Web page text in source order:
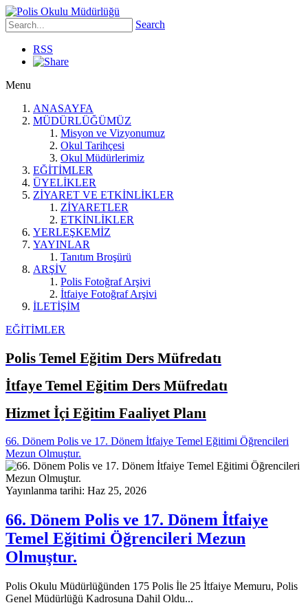
Search
RSS
Menu
ANASAYFA
MÜDÜRLÜĞÜMÜZ
Misyon ve Vizyonumuz
Okul Tarihçesi
Okul Müdürlerimiz
EĞİTİMLER
ÜYELİKLER
ZİYARET VE ETKİNLİKLER
ZİYARETLER
ETKİNLİKLER
YERLEŞKEMİZ
YAYINLAR
Tanıtım Broşürü
ARŞİV
Polis Fotoğraf Arşivi
İtfaiye Fotoğraf Arşivi
İLETİŞİM
EĞİTİMLER
Polis Temel Eğitim Ders Müfredatı
İtfaye Temel Eğitim Ders Müfredatı
Hizmet İçi Eğitim Faaliyet Planı
66. Dönem Polis ve 17. Dönem İtfaiye Temel Eğitimi Öğrencileri
Mezun Olmuştur.
Yayınlanma tarihi: Haz 25, 2026
66. Dönem Polis ve 17. Dönem İtfaiye
Temel Eğitimi Öğrencileri Mezun
Olmuştur.
Polis Okulu Müdürlüğünden 175 Polis İle 25 İtfaiye Memuru, Polis
Genel Müdürlüğü Kadrosuna Dahil Oldu...